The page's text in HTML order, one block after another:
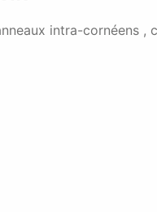
intra-cornéens ,